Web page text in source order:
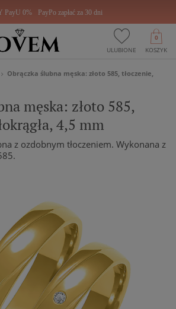
PayU 0% PayPo zapłać za 30 dni
ULUBIONE KOSZYK
0
Obrączka ślubna męska: złoto 585, tłoczenie,
męska: złoto 585,
4,5 mm
z ozdobnym tłoczeniem. Wykonana z